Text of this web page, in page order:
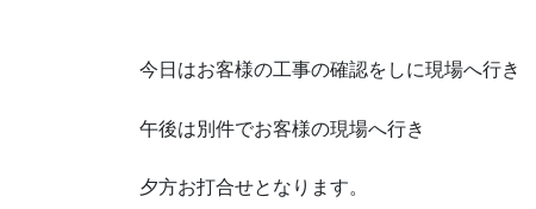
今日はお客様の工事の確認をしに現場へ行き
午後は別件でお客様の現場へ行き
夕方お打合せとなります。